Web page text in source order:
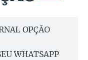
OPÇÃO
WHATSAPP